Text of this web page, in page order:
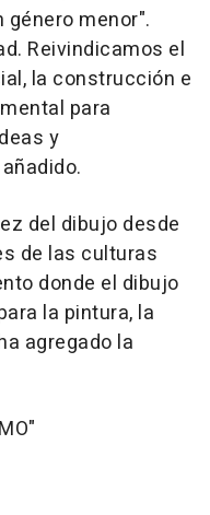
menor".
Reivindicamos el
la construcción e
para
y
del dibujo desde
de las culturas
donde el dibujo
la pintura, la
agregado la